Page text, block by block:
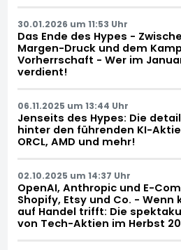
30.01.2026 um 11:53 Uhr
Das Ende des Hypes -
Margen-Druck und dem
Vorherrschaft - Wer im
verdient!
06.11.2025 um 13:44 Uhr
Jenseits des Hypes: Die
hinter den führenden KI-
ORCL, AMD und mehr!
02.10.2025 um 14:37 Uhr
OpenAI, Anthropic und E-
Shopify, Etsy und Co. -
auf Handel trifft: Die
von Tech-Aktien im Herbst